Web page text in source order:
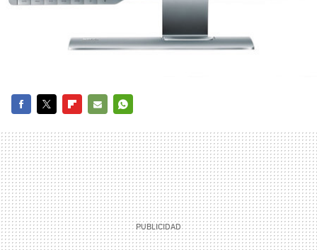
MAIL